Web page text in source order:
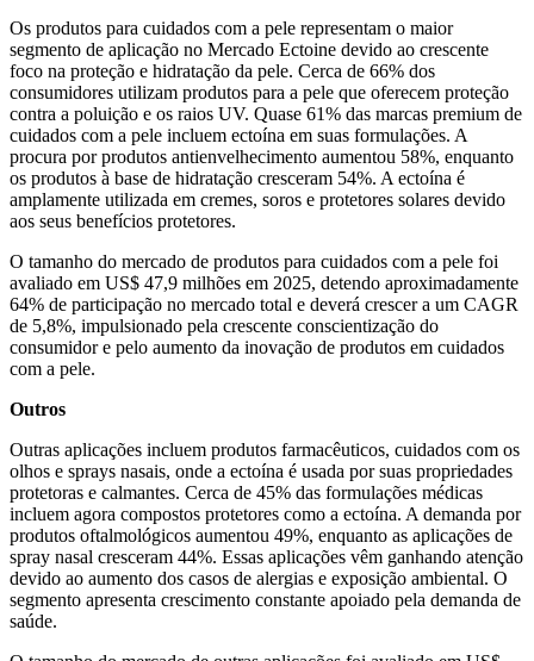
Os produtos para cuidados com a pele representam o maior
segmento de aplicação no Mercado Ectoine devido ao crescente
foco na proteção e hidratação da pele. Cerca de 66% dos
consumidores utilizam produtos para a pele que oferecem proteção
contra a poluição e os raios UV. Quase 61% das marcas premium de
cuidados com a pele incluem ectoína em suas formulações. A
procura por produtos antienvelhecimento aumentou 58%, enquanto
os produtos à base de hidratação cresceram 54%. A ectoína é
amplamente utilizada em cremes, soros e protetores solares devido
aos seus benefícios protetores.
O tamanho do mercado de produtos para cuidados com a pele foi
avaliado em US$ 47,9 milhões em 2025, detendo aproximadamente
64% de participação no mercado total e deverá crescer a um CAGR
de 5,8%, impulsionado pela crescente conscientização do
consumidor e pelo aumento da inovação de produtos em cuidados
com a pele.
Outros
Outras aplicações incluem produtos farmacêuticos, cuidados com os
olhos e sprays nasais, onde a ectoína é usada por suas propriedades
protetoras e calmantes. Cerca de 45% das formulações médicas
incluem agora compostos protetores como a ectoína. A demanda por
produtos oftalmológicos aumentou 49%, enquanto as aplicações de
spray nasal cresceram 44%. Essas aplicações vêm ganhando atenção
devido ao aumento dos casos de alergias e exposição ambiental. O
segmento apresenta crescimento constante apoiado pela demanda de
saúde.